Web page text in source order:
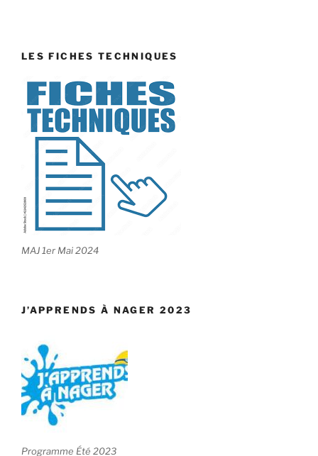
LES FICHES TECHNIQUES
MAJ 1er Mai 2024
J’APPRENDS À NAGER 2023
Programme Été 2023